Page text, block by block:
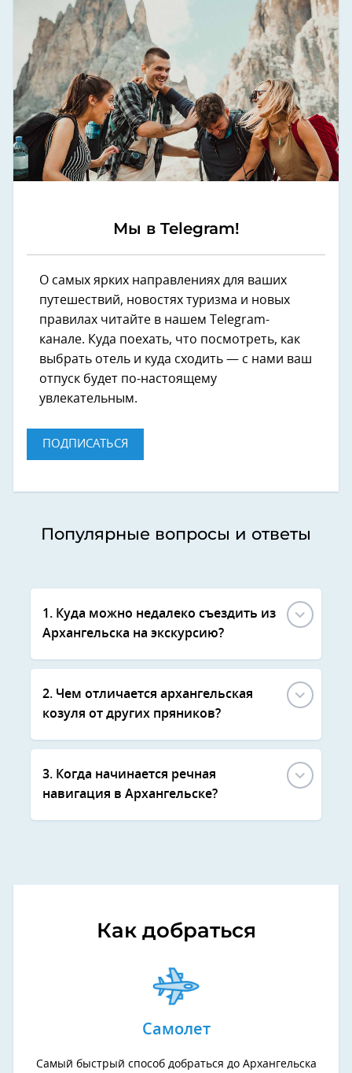
Мы в Telegram!
О самых ярких направлениях для ваших
путешествий, новостях туризма и новых
правилах читайте в нашем Telegram-
канале. Куда поехать, что посмотреть, как
выбрать отель и куда сходить — с нами ваш
отпуск будет по-настоящему
увлекательным.
ПОДПИСАТЬСЯ
Популярные вопросы и ответы
1. Куда можно недалеко съездить из
Архангельска на экскурсию?
2. Чем отличается архангельская
козуля от других пряников?
3. Когда начинается речная
навигация в Архангельске?
Как добраться
Самолет
Самый быстрый способ добраться до Архангельска